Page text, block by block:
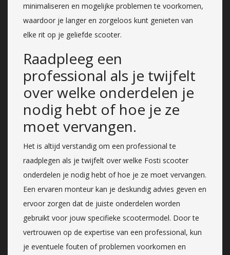
minimaliseren en mogelijke problemen te voorkomen,
waardoor je langer en zorgeloos kunt genieten van
elke rit op je geliefde scooter.
Raadpleeg een
professional als je twijfelt
over welke onderdelen je
nodig hebt of hoe je ze
moet vervangen.
Het is altijd verstandig om een professional te
raadplegen als je twijfelt over welke Fosti scooter
onderdelen je nodig hebt of hoe je ze moet vervangen.
Een ervaren monteur kan je deskundig advies geven en
ervoor zorgen dat de juiste onderdelen worden
gebruikt voor jouw specifieke scootermodel. Door te
vertrouwen op de expertise van een professional, kun
je eventuele fouten of problemen voorkomen en